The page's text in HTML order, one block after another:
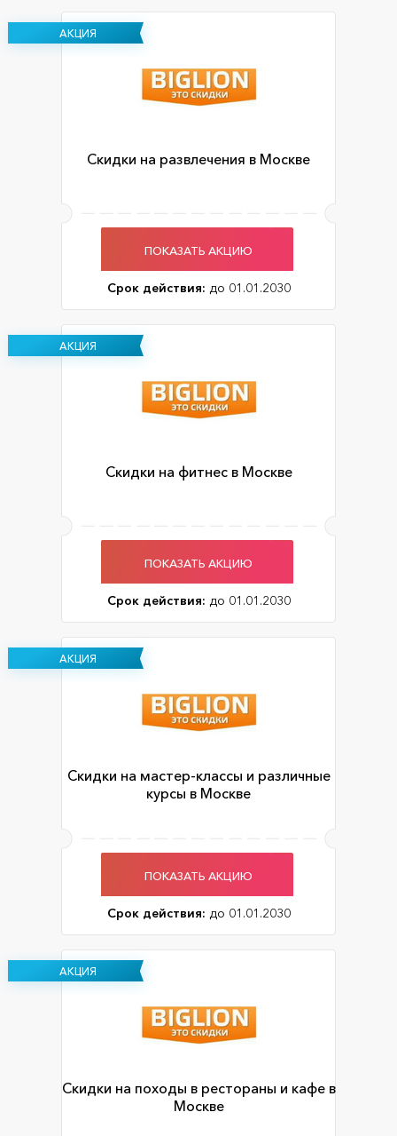
АКЦИЯ
Скидки на развлечения в Москве
ПОКАЗАТЬ АКЦИЮ
Срок действия: до 01.01.2030
АКЦИЯ
Скидки на фитнес в Москве
ПОКАЗАТЬ АКЦИЮ
Срок действия: до 01.01.2030
АКЦИЯ
Скидки на мастер-классы и различные
курсы в Москве
ПОКАЗАТЬ АКЦИЮ
Срок действия: до 01.01.2030
АКЦИЯ
Скидки на походы в рестораны и кафе в
Москве